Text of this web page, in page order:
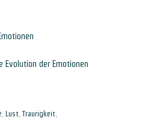
Evolution der Emotionen
Lust, Traurigkeit,